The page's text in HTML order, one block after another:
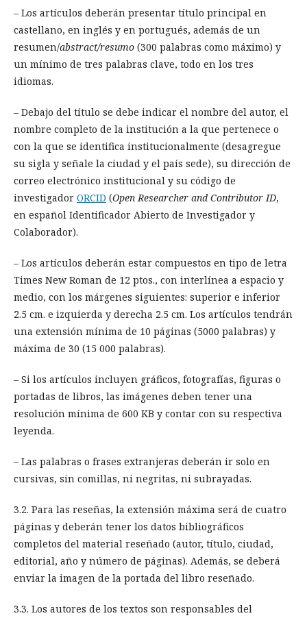
– Los artículos deberán presentar título principal en
castellano, en inglés y en portugués, además de un
resumen/abstract/resumo (300 palabras como máximo) y
un mínimo de tres palabras clave, todo en los tres
idiomas.
– Debajo del título se debe indicar el nombre del autor, el
nombre completo de la institución a la que pertenece o
con la que se identifica institucionalmente (desagregue
su sigla y señale la ciudad y el país sede), su dirección de
correo electrónico institucional y su código de
investigador ORCID (Open Researcher and Contributor ID,
en español Identificador Abierto de Investigador y
Colaborador).
– Los artículos deberán estar compuestos en tipo de letra
Times New Roman de 12 ptos., con interlínea a espacio y
medio, con los márgenes siguientes: superior e inferior
2.5 cm. e izquierda y derecha 2.5 cm. Los artículos tendrán
una extensión mínima de 10 páginas (5000 palabras) y
máxima de 30 (15 000 palabras).
– Si los artículos incluyen gráficos, fotografías, figuras o
portadas de libros, las imágenes deben tener una
resolución mínima de 600 KB y contar con su respectiva
leyenda.
– Las palabras o frases extranjeras deberán ir solo en
cursivas, sin comillas, ni negritas, ni subrayadas.
3.2. Para las reseñas, la extensión máxima será de cuatro
páginas y deberán tener los datos bibliográficos
completos del material reseñado (autor, título, ciudad,
editorial, año y número de páginas). Además, se deberá
enviar la imagen de la portada del libro reseñado.
3.3. Los autores de los textos son responsables del